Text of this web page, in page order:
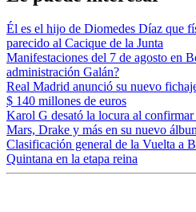
Él es el hijo de Diomedes Díaz que
parecido al Cacique de la Junta
Manifestaciones del 7 de agosto en
administración Galán?
Real Madrid anunció su nuevo
$ 140 millones de euros
Karol G desató la locura al
Mars, Drake y más en su nuevo
Clasificación general de la Vuelta a
Quintana en la etapa reina